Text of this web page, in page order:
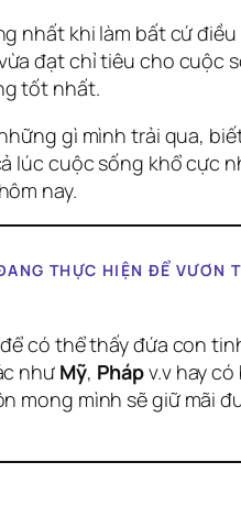
nhất khi làm bất cứ điều
đạt chỉ tiêu cho cuộc
tốt nhất.
gì mình trải qua,
lúc cuộc sống khổ cực
nay.
THỰC HIỆN ĐỂ VƯƠN
có thể thấy đứa con
như Mỹ, Phápv.v hay
mong mình sẽ giữ mãi